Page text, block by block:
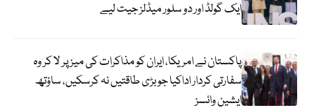
ایک گولڈ اور دو سلور میڈلز جیت لیے
پاکستان نے امریکا، ایران کو مذاکرات کی میز پر لا کر وہ
سفارتی کردار اداکیا جو بڑی طاقتیں نہ کرسکیں، ساؤتھ
ایشین وائسز